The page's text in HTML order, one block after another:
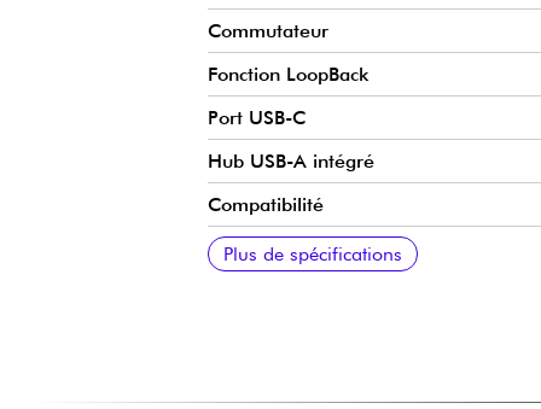
Commutateur
Fonction LoopBack
Port USB-C
Hub USB-A intégré
Compatibilité
Logiciel de contrôle
Dimensions
Poids
Logiciels inclus
Contenu de la boîte
Plus de spécifications